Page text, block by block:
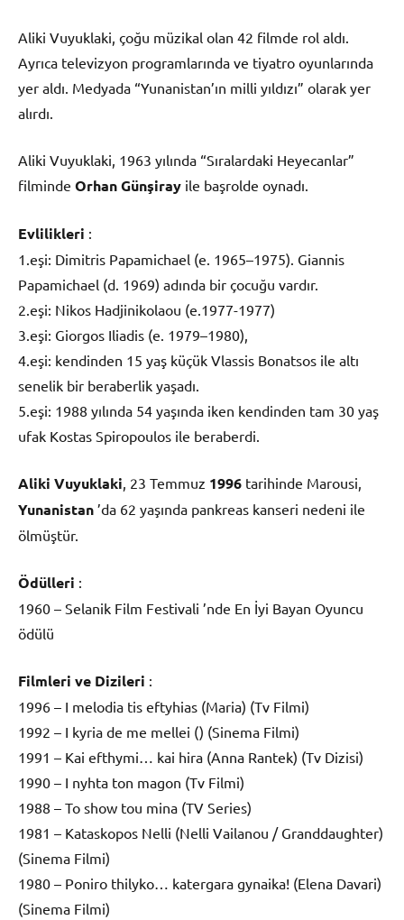
Aliki Vuyuklaki, çoğu müzikal olan 42 filmde rol aldı.
Ayrıca televizyon programlarında ve tiyatro oyunlarında
yer aldı. Medyada “Yunanistan’ın milli yıldızı” olarak yer
alırdı.
Aliki Vuyuklaki, 1963 yılında “Sıralardaki Heyecanlar”
filminde Orhan Günşiray ile başrolde oynadı.
Evlilikleri :
1.eşi: Dimitris Papamichael (e. 1965–1975). Giannis
Papamichael (d. 1969) adında bir çocuğu vardır.
2.eşi: Nikos Hadjinikolaou (e.1977-1977)
3.eşi: Giorgos Iliadis (e. 1979–1980),
4.eşi: kendinden 15 yaş küçük Vlassis Bonatsos ile altı
senelik bir beraberlik yaşadı.
5.eşi: 1988 yılında 54 yaşında iken kendinden tam 30 yaş
ufak Kostas Spiropoulos ile beraberdi.
Aliki Vuyuklaki , 23 Temmuz 1996 tarihinde Marousi,
Yunanistan ’da 62 yaşında pankreas kanseri nedeni ile
ölmüştür.
Ödülleri :
1960 – Selanik Film Festivali ’nde En İyi Bayan Oyuncu
ödülü
Filmleri ve Dizileri :
1996 – I melodia tis eftyhias (Maria) (Tv Filmi)
1992 – I kyria de me mellei () (Sinema Filmi)
1991 – Kai efthymi… kai hira (Anna Rantek) (Tv Dizisi)
1990 – I nyhta ton magon (Tv Filmi)
1988 – To show tou mina (TV Series)
1981 – Kataskopos Nelli (Nelli Vailanou / Granddaughter)
(Sinema Filmi)
1980 – Poniro thilyko… katergara gynaika! (Elena Davari)
(Sinema Filmi)